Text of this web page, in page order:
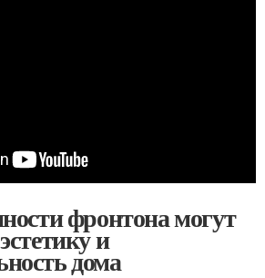
фронтона могут
и
дома